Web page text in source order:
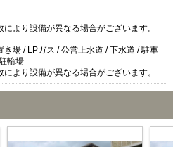
より設備が異なる場合がございます。
き場 / LPガス / 公営上水道 / 下水道 / 駐車
輪場
より設備が異なる場合がございます。